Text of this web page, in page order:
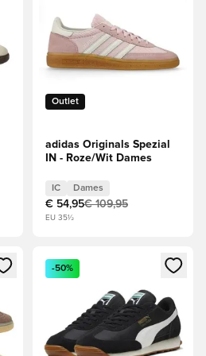
Outlet
adidas Originals Spezial
IN - Roze/Wit Dames
IC Dames
€ 54,95€ 109,95
EU 35½
te loggen of je aan te melden als
Opent een venster om in te
-50%